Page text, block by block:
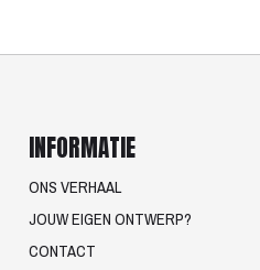
INFORMATIE
ONS VERHAAL
JOUW EIGEN ONTWERP?
CONTACT